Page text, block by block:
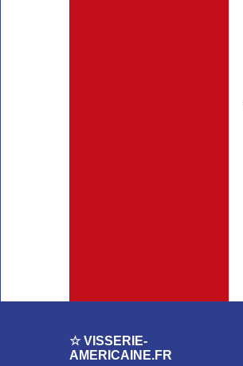
☆ VISSERIE-
AMERICAINE.FR